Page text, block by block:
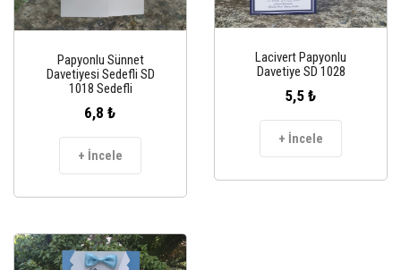
Papyonlu Sünnet
Davetiyesi Sedefli SD
1018 Sedefli
6,8 ₺
+ İncele
Lacivert Papyonlu
Davetiye SD 1028
5,5 ₺
+ İncele